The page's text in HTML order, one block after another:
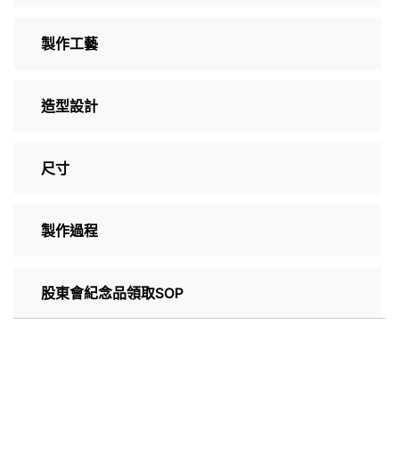
製作工藝
造型設計
尺寸
製作過程
股東會紀念品領取SOP